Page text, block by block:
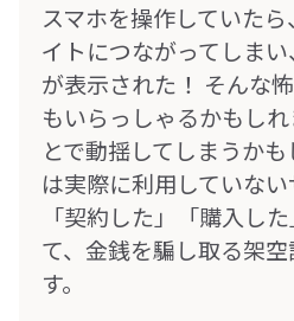
スマホを操作していた
イトにつながってしま
が表示された！ そんな
もいらっしゃるかもし
とで動揺してしまうか
は実際に利用していな
「契約した」「購入し
て、金銭を騙し取る架
す。